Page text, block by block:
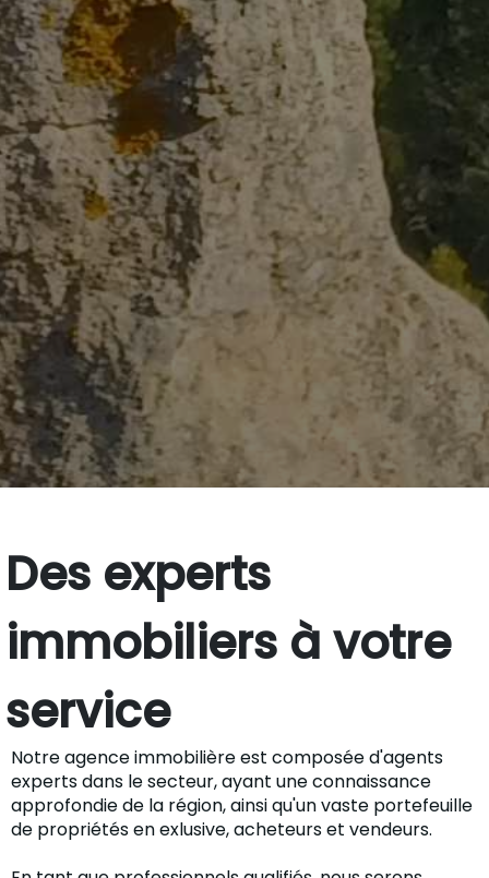
Des experts
immobiliers à votre
service
Notre agence immobilière est composée d'agents
experts dans le secteur, ayant une connaissance
approfondie de la région, ainsi qu'un vaste portefeuille
de propriétés en exlusive, acheteurs et vendeurs.